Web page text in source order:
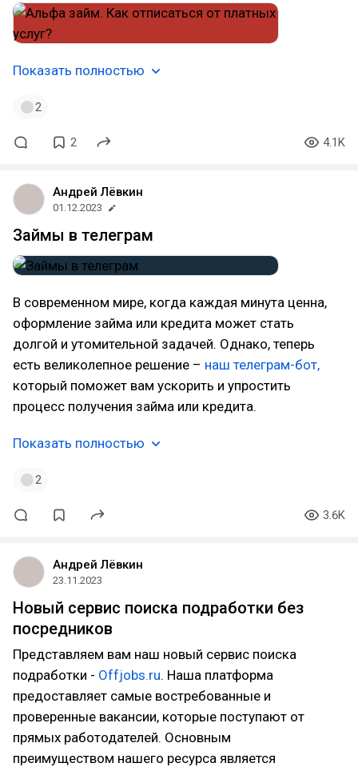
Показать полностью
2
2 4.1K
Андрей Лёвкин
01.12.2023
Займы в телеграм
В современном мире, когда каждая минута ценна,
оформление займа или кредита может стать
долгой и утомительной задачей. Однако, теперь
есть великолепное решение – наш телеграм-бот,
который поможет вам ускорить и упростить
процесс получения займа или кредита.
Показать полностью
2
3.6K
Андрей Лёвкин
23.11.2023
Новый сервис поиска подработки без
посредников
Представляем вам наш новый сервис поиска
подработки - Offjobs.ru. Наша платформа
предоставляет самые востребованные и
проверенные вакансии, которые поступают от
прямых работодателей. Основным
преимуществом нашего ресурса является